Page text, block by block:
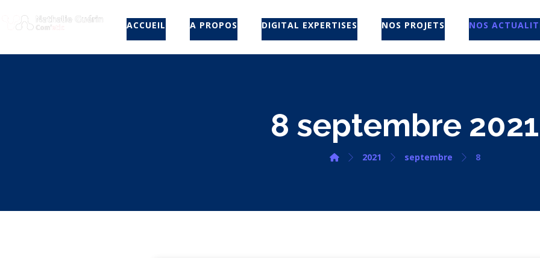
ACCUEIL A PROPOS DIGITAL EXPERTISES NOS PROJETS NOS
8 septembre 2021
2021 septembre 8